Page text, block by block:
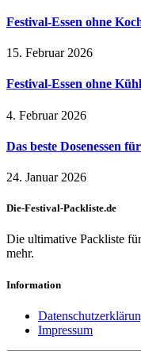
Festival-Essen ohne
15. Februar 2026
Festival-Essen ohne
4. Februar 2026
Das beste Dosenessen
24. Januar 2026
Die-Festival-Packliste.de
Die ultimative Packliste
mehr.
Information
Impressum